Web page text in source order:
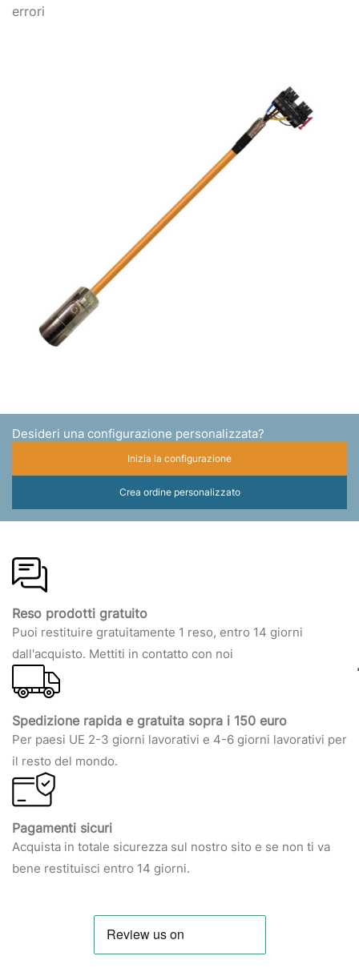
errori
Desideri una configurazione personalizzata?
Inizia la configurazione
Crea ordine personalizzato
Reso prodotti gratuito
Puoi restituire gratuitamente 1 reso, entro 14 giorni
dall'acquisto. Mettiti in contatto con noi
Spedizione rapida e gratuita sopra i 150 euro
Per paesi UE 2-3 giorni lavorativi e 4-6 giorni lavorativi per
il resto del mondo.
Pagamenti sicuri
Acquista in totale sicurezza sul nostro sito e se non ti va
bene restituisci entro 14 giorni.